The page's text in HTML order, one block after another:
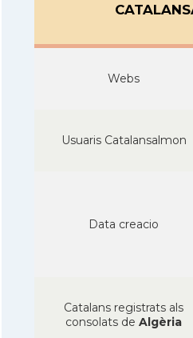
Webs
Usuaris Catalansalmon
Data creacio
Catalans registrats als
consolats de Algèria